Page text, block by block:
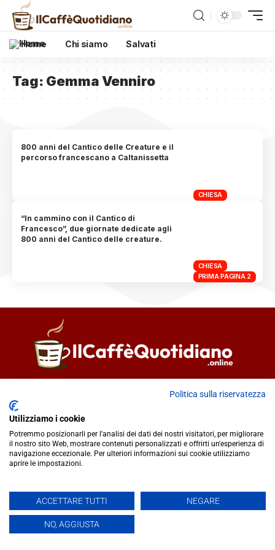
Home Chi siamo Salvati
Tag: Gemma Venniro
CHIESA
800 anni del Cantico delle Creature e il
percorso francescano a Caltanissetta
CHIESA
PRIMA PAGINA 2
“In cammino con il Cantico di
Francesco”, due giornate dedicate agli
800 anni del Cantico delle creature.
Fiorella Falci
redazione@ilcaffequotidiano.online
C.F. 92076900858
Chi siamo
IlCaffèQuotidiano.online è una testata giornalistica registrata
presso il Tribunale di Caltanissetta n.02/2024 del 17/07/2024 |
Realizzato da
Politica sulla riservatezza
Utilizziamo i cookie
Potremmo posizionarli per l'analisi dei dati dei nostri visitatori, per migliorare
il nostro sito Web, mostrare contenuti personalizzati e offrirti un'esperienza di
navigazione eccezionale. Per ulteriori informazioni sui cookie utilizziamo
aprire le impostazioni.
ACCETTARE TUTTI NEGARE
NO, AGGIUSTA